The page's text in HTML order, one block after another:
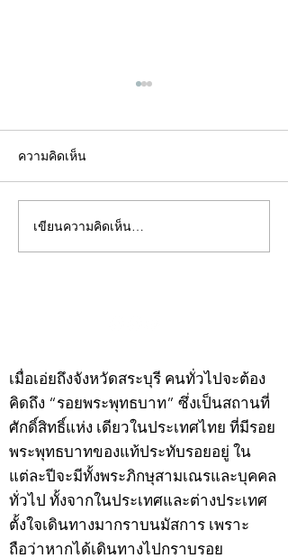
คอลัมน์"จับชีพจรวงการ
พระ"ประจำพุธที่ 29
ความคิดเห็น
เขียนความคิดเห็น…
เมื่อเอ่ยถึงจังหวัดสระบุรี คนทั่วไปจะต้อง
คิดถึง “รอยพระพุทธบาท” ซึ่งเป็นสถานที่
ศักดิ์สิทธิ์แห่ง เดียวในประเทศไทย ที่มีรอย
พระพุทธบาทของแท้ประทับรอยอยู่ ใน
แต่ละปีจะมีทั้งพระภิกษุสามเณรและบุคคล
ทั่วไป ทั้งจากในประเทศและต่างประเทศ
ตั้งใจเดินทางมากราบนมัสการ เพราะ
ถือว่าหากได้เดินทางไปกราบรอย